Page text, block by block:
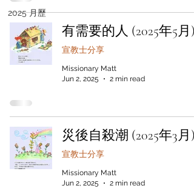
2025 月歷
有需要的人 (2025年5月)
宣教士分享
Missionary Matt
Jun 2, 2025
2 min read
災後自殺潮 (2025年3月)
宣教士分享
Missionary Matt
Jun 2, 2025
2 min read